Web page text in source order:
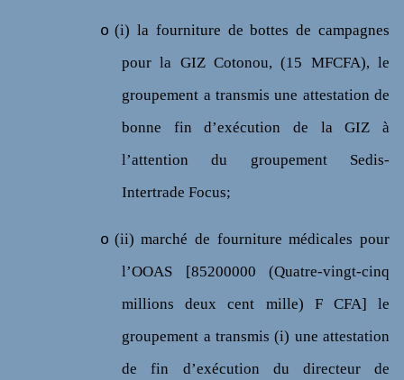
o (i) la fourniture de bottes de campagnes
pour la GIZ Cotonou, (15 MFCFA), le
groupement a transmis une attestation de
bonne fin d’exécution de la GIZ à
l’attention du groupement Sedis-
Intertrade Focus;
o (ii) marché de fourniture médicales pour
l’OOAS [85200000 (Quatre-vingt-cinq
millions deux cent mille) F CFA] le
groupement a transmis (i) une attestation
de fin d’exécution du directeur de